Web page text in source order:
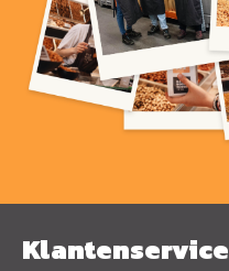
Klantenservice